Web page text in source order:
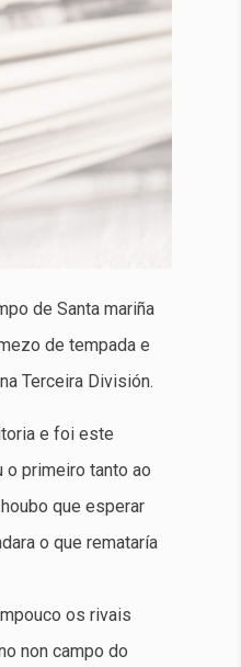
de Santa mariña
de tempada e
Terceira División.
e foi este
o primeiro tanto ao
que esperar
o que remataría
os rivais
non campo do